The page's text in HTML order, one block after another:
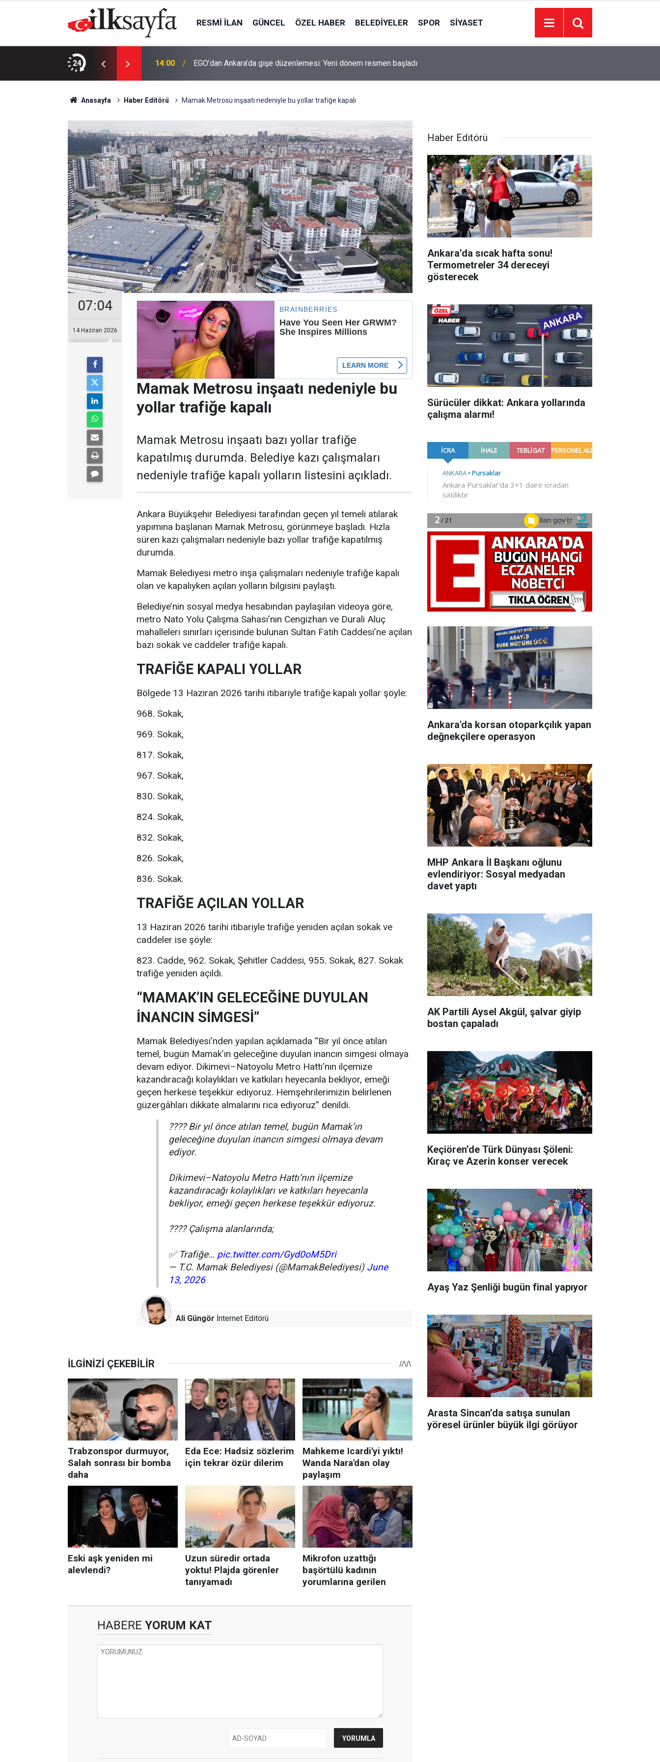
RESMI İLAN GÜNCEL ÖZEL HABER BELEDIYELER SPOR SIYASET
24
hakkını gelir paylaşımıyla
14:00 EGO’dan Ankara’da gişe düzenlemesi: Yeni dönem resmen başladı
Anasayfa Haber Editörü Mamak Metrosu inşaatı nedeniyle bu yollar trafiğe kapalı
07:04
14 Haziran 2026
Mamak Metrosu inşaatı nedeniyle bu
yollar trafiğe kapalı
Mamak Metrosu inşaatı bazı yollar trafiğe
kapatılmış durumda. Belediye kazı çalışmaları
nedeniyle trafiğe kapalı yolların listesini açıkladı.
Ankara Büyükşehir Belediyesi tarafından geçen yıl temeli atılarak
yapımına başlanan Mamak Metrosu, görünmeye başladı. Hızla
süren kazı çalışmaları nedeniyle bazı yollar trafiğe kapatılmış
durumda.
Mamak Belediyesi metro inşa çalışmaları nedeniyle trafiğe kapalı
olan ve kapalıyken açılan yolların bilgisini paylaştı.
Belediye’nin sosyal medya hesabından paylaşılan videoya göre,
metro Nato Yolu Çalışma Sahası’nın Cengizhan ve Durali Aluç
mahalleleri sınırları içerisinde bulunan Sultan Fatih Caddesi’ne açılan
bazı sokak ve caddeler trafiğe kapalı.
TRAFİĞE KAPALI YOLLAR
Bölgede 13 Haziran 2026 tarihi itibariyle trafiğe kapalı yollar şöyle:
968. Sokak,
969. Sokak,
817. Sokak,
967. Sokak,
830. Sokak,
824. Sokak,
832. Sokak,
826. Sokak,
836. Sokak.
TRAFİĞE AÇILAN YOLLAR
13 Haziran 2026 tarihi itibariyle trafiğe yeniden açılan sokak ve
caddeler ise şöyle:
823. Cadde, 962. Sokak, Şehitler Caddesi, 955. Sokak, 827. Sokak
trafiğe yeniden açıldı.
“MAMAK’IN GELECEĞİNE DUYULAN
İNANCIN SİMGESİ”
Mamak Belediyesi’nden yapılan açıklamada “Bir yıl önce atılan
temel, bugün Mamak’ın geleceğine duyulan inancın simgesi olmaya
devam ediyor. Dikimevi–Natoyolu Metro Hattı’nın ilçemize
kazandıracağı kolaylıkları ve katkıları heyecanla bekliyor, emeği
geçen herkese teşekkür ediyoruz. Hemşehrilerimizin belirlenen
güzergâhları dikkate almalarını rica ediyoruz” denildi.
???? Bir yıl önce atılan temel, bugün Mamak’ın
geleceğine duyulan inancın simgesi olmaya devam
ediyor.
Dikimevi–Natoyolu Metro Hattı’nın ilçemize
kazandıracağı kolaylıkları ve katkıları heyecanla
bekliyor, emeği geçen herkese teşekkür ediyoruz.
???? Çalışma alanlarında;
✅ Trafiğe… pic.twitter.com/Gyd0oM5Dri
— T.C. Mamak Belediyesi (@MamakBelediyesi) June
13, 2026
Ali Güngör İnternet Editörü
HABERE YORUM KAT
Haber Editörü
Ankara’da sıcak hafta sonu!
Termometreler 34 dereceyi
gösterecek
Sürücüler dikkat: Ankara yollarında
çalışma alarmı!
Ankara'da korsan otoparkçılık yapan
değnekçilere operasyon
MHP Ankara İl Başkanı oğlunu
evlendiriyor: Sosyal medyadan
davet yaptı
AK Partili Aysel Akgül, şalvar giyip
bostan çapaladı
Keçiören’de Türk Dünyası Şöleni:
Kıraç ve Azerin konser verecek
Ayaş Yaz Şenliği bugün final yapıyor
Arasta Sincan’da satışa sunulan
yöresel ürünler büyük ilgi görüyor